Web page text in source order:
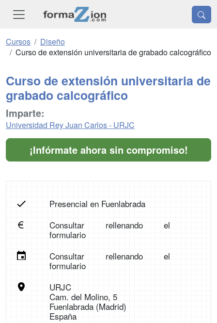
Cursos
Diseño
Curso de extensión universitaria de grabado calcográfico
Curso de extensión universitaria de
grabado calcográfico
Imparte:
Universidad Rey Juan Carlos - URJC
¡Infórmate ahora sin compromiso!
Presencial en Fuenlabrada
Consultar rellenando el
formulario
Consultar rellenando el
formulario
URJC
Cam. del Molino, 5
Fuenlabrada (Madrid)
España